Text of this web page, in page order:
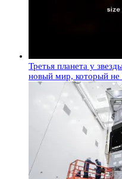
Третья планета у
новый мир, который не